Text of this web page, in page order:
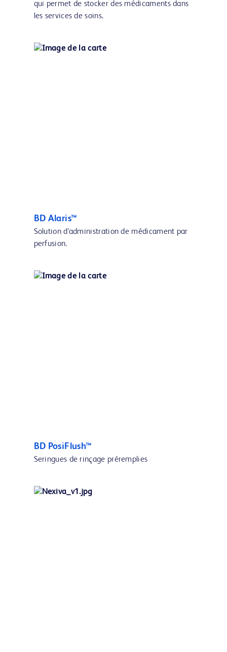
qui permet de stocker des médicaments dans
les services de soins.
BD Alaris™
Solution d'administration de médicament par
perfusion.
BD PosiFlush™
Seringues de rinçage préremplies